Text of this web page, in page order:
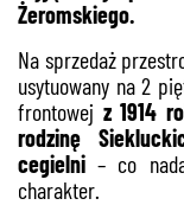
Żeromskiego.
Na sprzedaż
usytuowany na 2
frontowej z 1914
rodzinę
cegielni– co
charakter.